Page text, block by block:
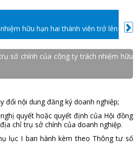
hữu hạn hai thành viên trở lên
sở chính của công ty trách nhiệm hữu
đổi nội dung đăng ký doanh nghiệp;
quyết hoặc quyết định của Hội đồng
chỉ trụ sở chính của doanh nghiệp.
lục I ban hành kèm theo Thông tư số